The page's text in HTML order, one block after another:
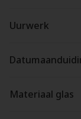
Uurwerk
Materiaal glas